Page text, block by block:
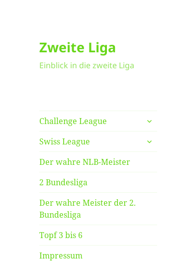
Zweite Liga
Einblick in die zweite Liga
Challenge League
untermenü
anzeigen
Swiss League
untermenü
anzeigen
Der wahre NLB-Meister
2 Bundesliga
Der wahre Meister der 2.
Bundesliga
Topf 3 bis 6
Impressum